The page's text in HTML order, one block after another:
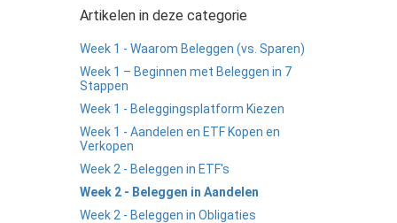
Artikelen in deze categorie
Week 1 - Waarom Beleggen (vs. Sparen)
Week 1 – Beginnen met Beleggen in 7
Stappen
Week 1 - Beleggingsplatform Kiezen
Week 1 - Aandelen en ETF Kopen en
Verkopen
Week 2 - Beleggen in ETF's
Week 2 - Beleggen in Aandelen
Week 2 - Beleggen in Obligaties